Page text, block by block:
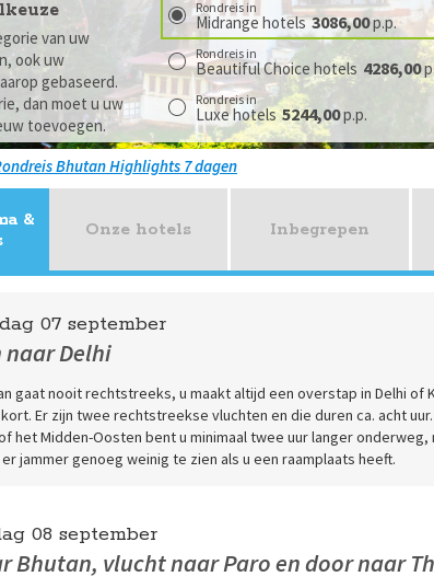
van uw
ook uw
gebaseerd.
dan moet u uw
toevoegen.
Rondreis in
Midrange hotels 3086,00p.p.
Rondreis in
Beautiful Choice hotels 4286,00
Rondreis in
Luxe hotels 5244,00p.p.
Bhutan Highlights 7 dagen
&
Onze hotels Inbegrepen
07 september
Delhi
gaat nooit rechtstreeks, u maakt altijd een overstap in Delhi of
Er zijn twee rechtstreekse vluchten en die duren ca. acht
het Midden-Oosten bent u minimaal twee uur langer
jammer genoeg weinig te zien als u een raamplaats heeft.
08 september
Bhutan, vlucht naar Paro en door naar